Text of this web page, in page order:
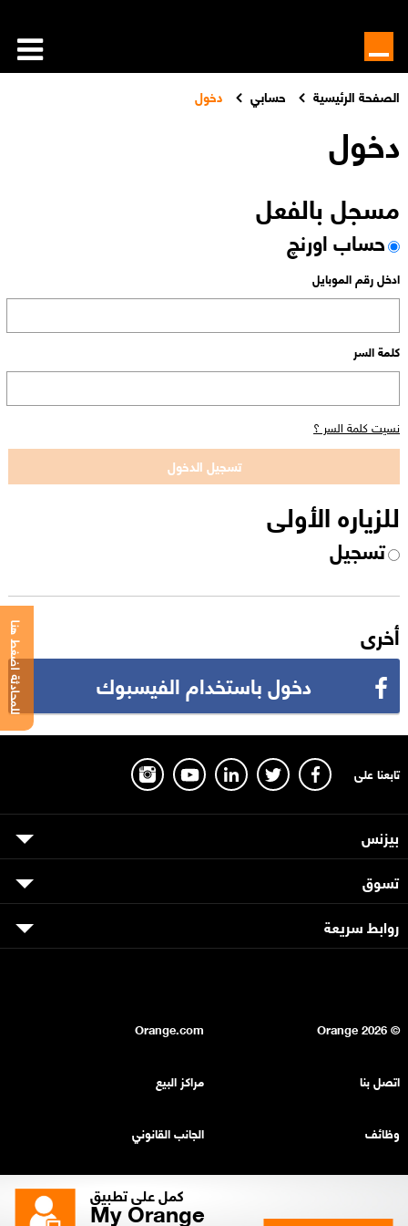
كمل على تطبيق
My Orange
الصفحة الرئيسية حسابي دخول
دخول
مسجل بالفعل
حساب اورنچ
ادخل رقم الموبايل
كلمة السر
نسيت كلمة السر ؟
للزياره الأولى
تسجيل
أخرى
دخول باستخدام الفيسبوك
للمحادثة اضغط هنا
تابعنا على
بيزنس
تسوق
روابط سريعة
© Orange
2026
Orange.com
اتصل بنا مراكز البيع
وظائف الجانب القانوني